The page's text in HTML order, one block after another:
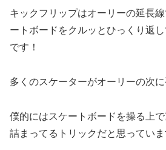
キックフリップはオーリーの延長
ートボードをクルッとひっくり返
です！
多くのスケーターがオーリーの次に
僕的にはスケートボードを操る上
詰まってるトリックだと思っていま